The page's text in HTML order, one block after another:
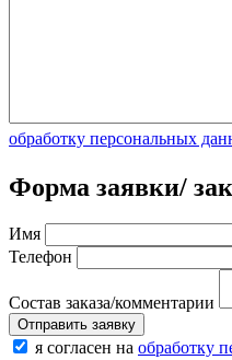
обработку персональных
Форма заявки/
Имя
Телефон
Состав заказа/комментарии
Отправить заявку
я согласен на обработку